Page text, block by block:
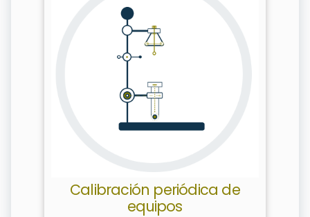
Calibración periódica de
equipos